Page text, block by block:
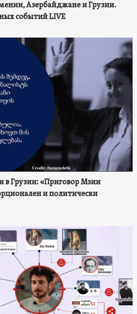
Азербайджане и Грузии.
событий LIVE
в Грузии: «Приговор Мзии
и политически